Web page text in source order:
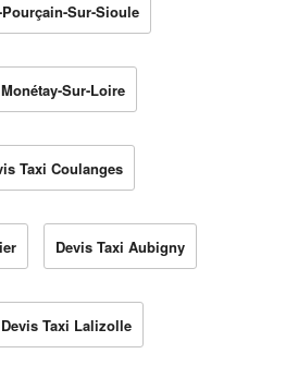
Sur-Sioule
Sur-Loire
Taxi Coulanges
Devis Taxi Aubigny
Devis Taxi Lalizolle